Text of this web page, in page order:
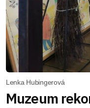
Lenka Hubingerová
Muzeum